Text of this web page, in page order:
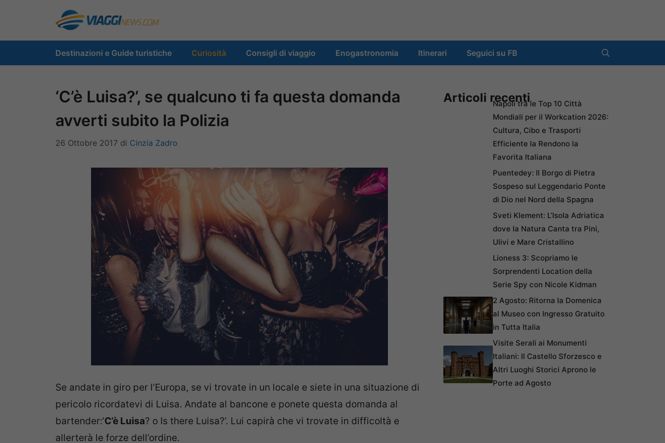
contenuto
Destinazioni e Guide turistiche Curiosità Consigli di viaggio Enogastronomia Itinerari Seguici su FB
‘C’è Luisa?’, se qualcuno ti fa questa domanda
avverti subito la Polizia
26 Ottobre 2017 di Cinzia Zadro
Se andate in giro per l’Europa, se vi trovate in un locale e siete in una situazione di
pericolo ricordatevi di Luisa. Andate al bancone e ponete questa domanda al
bartender:’C’è Luisa? o Is there Luisa?’. Lui capirà che vi trovate in difficoltà e
allerterà le forze dell’ordine.
Articoli recentiNapoli tra le Top 10 Città
Mondiali per il Workcation 2026:
Cultura, Cibo e Trasporti
Efficiente la Rendono la
Favorita Italiana
Puentedey: Il Borgo di Pietra
Sospeso sul Leggendario Ponte
di Dio nel Nord della Spagna
Sveti Klement: L’Isola Adriatica
dove la Natura Canta tra Pini,
Ulivi e Mare Cristallino
Lioness 3: Scopriamo le
Sorprendenti Location della
Serie Spy con Nicole Kidman
2 Agosto: Ritorna la Domenica
al Museo con Ingresso Gratuito
in Tutta Italia
Visite Serali ai Monumenti
Italiani: Il Castello Sforzesco e
Altri Luoghi Storici Aprono le
Porte ad Agosto